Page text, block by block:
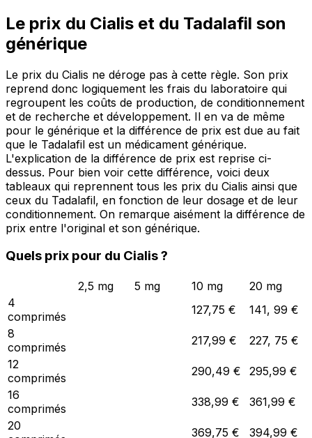
Le prix du Cialis et du Tadalafil son
générique
Le prix du Cialis ne déroge pas à cette règle. Son prix
reprend donc logiquement les frais du laboratoire qui
regroupent les coûts de production, de conditionnement
et de recherche et développement. Il en va de même
pour le générique et la différence de prix est due au fait
que le Tadalafil est un médicament générique.
L'explication de la différence de prix est reprise ci-
dessus. Pour bien voir cette différence, voici deux
tableaux qui reprennent tous les prix du Cialis ainsi que
ceux du Tadalafil, en fonction de leur dosage et de leur
conditionnement. On remarque aisément la différence de
prix entre l'original et son générique.
Quels prix pour du Cialis ?
2,5 mg 5 mg 10 mg
20 mg
4
comprimés
127,75 €
141, 99 €
8
comprimés
217,99 €
227, 75 €
12
comprimés
290,49 €
295,99 €
16
comprimés
338,99 €
361,99 €
20
369,75 € 394,99 €